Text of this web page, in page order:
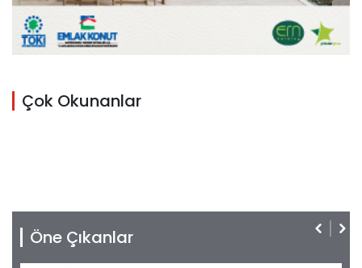
Çok Okunanlar
Öne Çıkanlar